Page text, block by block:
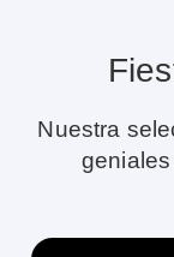
Nuestra